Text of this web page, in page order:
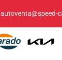
autoventa@speed-